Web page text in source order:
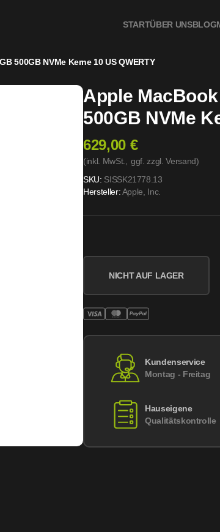
STARTÜBER UNSBLOG
500GB NVMe Kerne 10 US QWERTY
Apple
500GB NVMe
629,00 €
(inkl. MwSt., ggf. zzgl. Versand)
SKU: SISSK21778.13
Hersteller:Apple, Inc.
NICHT AUF LAGER
Kundenservice
Montag - Freitag
Hauseigene
Qualitätskontrolle